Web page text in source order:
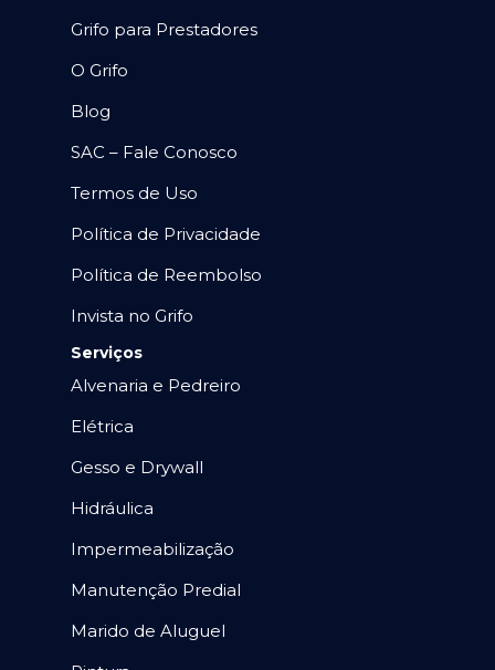
Grifo para Prestadores
O Grifo
Blog
SAC – Fale Conosco
Termos de Uso
Política de Privacidade
Política de Reembolso
Invista no Grifo
Serviços
Alvenaria e Pedreiro
Elétrica
Gesso e Drywall
Hidráulica
Impermeabilização
Manutenção Predial
Marido de Aluguel